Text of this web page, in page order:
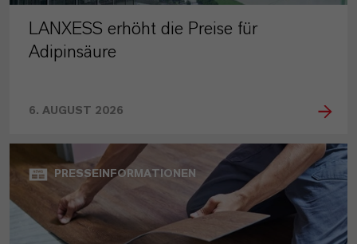
LANXESS erhöht die Preise für
Adipinsäure
6. AUGUST 2026
PRESSEINFORMATIONEN